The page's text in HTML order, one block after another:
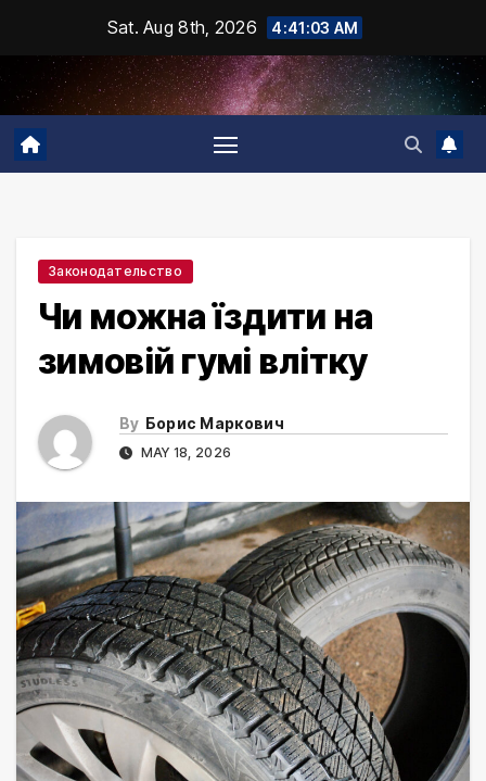
content
Sat. Aug 8th, 2026 4:41:03 AM
Законодательство
Чи можна їздити на
зимовій гумі влітку
By Борис Маркович
MAY 18, 2026